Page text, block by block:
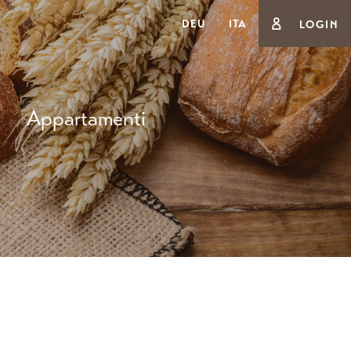
DEU ITA LOGIN
Appartamenti